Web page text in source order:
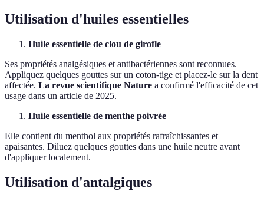
Utilisation d'huiles essentielles
Huile essentielle de clou de girofle
Ses propriétés analgésiques et antibactériennes sont reconnues.
Appliquez quelques gouttes sur un coton-tige et placez-le sur la dent
affectée. La revue scientifique Nature a confirmé l'efficacité de cet
usage dans un article de 2025.
Huile essentielle de menthe poivrée
Elle contient du menthol aux propriétés rafraîchissantes et
apaisantes. Diluez quelques gouttes dans une huile neutre avant
d'appliquer localement.
Utilisation d'antalgiques